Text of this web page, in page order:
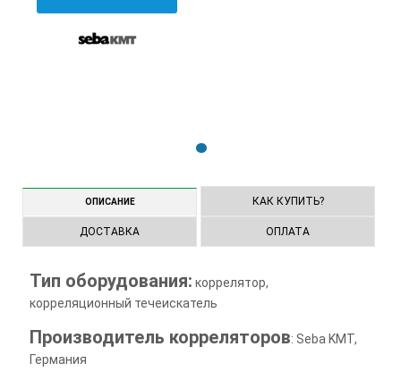
ОПИСАНИЕ КАК КУПИТЬ?
ДОСТАВКА ОПЛАТА
Тип оборудования: коррелятор,
корреляционный течеискатель
Производитель корреляторов: Seba KMT,
Германия